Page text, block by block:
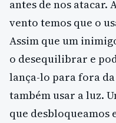
antes de nos atacar.
vento temos que o
Assim que um
o desequilibrar e
lança-lo para fora
também usar a luz.
que desbloqueamos